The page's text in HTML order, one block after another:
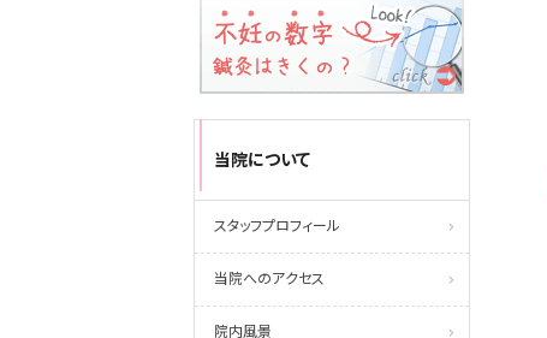
当院について
スタッフプロフィール
当院へのアクセス
院内風景